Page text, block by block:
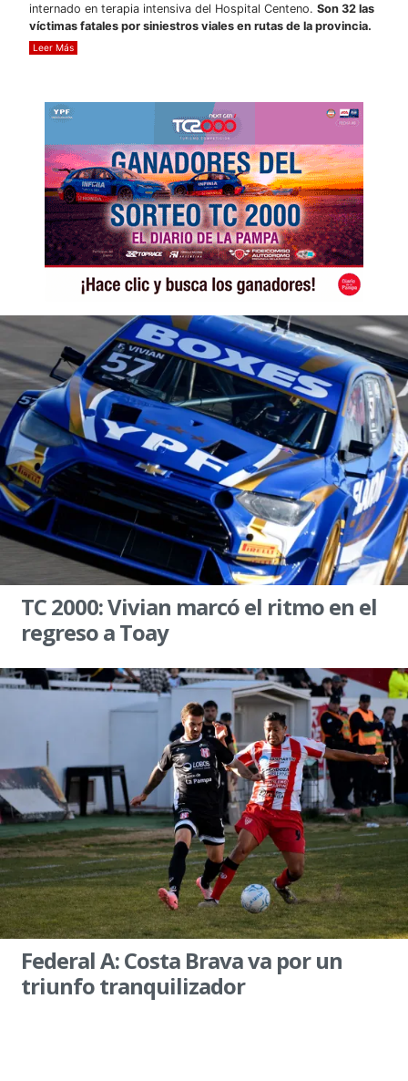
internado en terapia intensiva del Hospital Centeno. Son 32 las
víctimas fatales por siniestros viales en rutas de la provincia.
Leer Más
TC 2000: Vivian marcó el ritmo en el
regreso a Toay
Federal A: Costa Brava va por un
triunfo tranquilizador